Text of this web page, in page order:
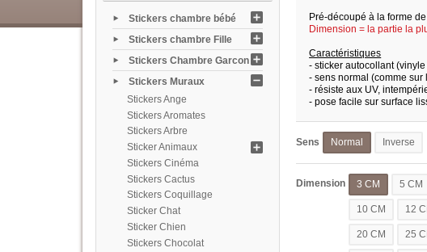
Stickers chambre bébé
Stickers chambre Fille
Stickers Chambre Garcon
Stickers Muraux
Stickers Ange
Stickers Aromates
Stickers Arbre
Sticker Animaux
Stickers Cinéma
Stickers Cactus
Stickers Coquillage
Sticker Chat
Sticker Chien
Stickers Chocolat
Pré-découpé à la forme
Dimension = la partie la
Caractéristiques
- sticker autocollant
- sens normal (comme
- résiste aux UV,
- pose facile sur surface
Sens Normal Inverse
Dimension 3 CM 5 CM
10 CM 12
20 CM 25